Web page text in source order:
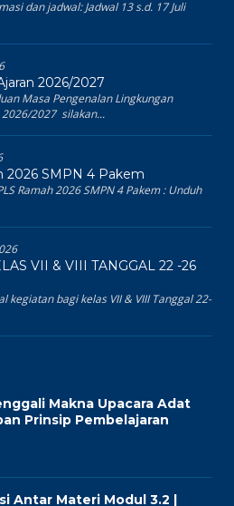
dan jadwal: Jadwal 13 s.d. 17 Juli
2026/2027
Masa Pengenalan Lingkungan
2026/2027 silakan...
2026 SMPN 4 Pakem
Ramah 2026 SMPN 4 Pakem : Unduh
VII & VIII TANGGAL 22 -26
kegiatan bagi kelas VII & VIII Tanggal 22-
Makna Upacara Adat
Prinsip Pembelajaran
Antar Materi Modul 3.2 |